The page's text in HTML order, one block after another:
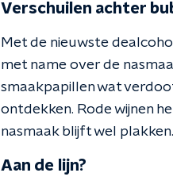
Verschuilen achter
Met de nieuwste
met name over de
smaakpapillen wat
ontdekken. Rode wijnen
nasmaak blijft wel
Aan de lijn?